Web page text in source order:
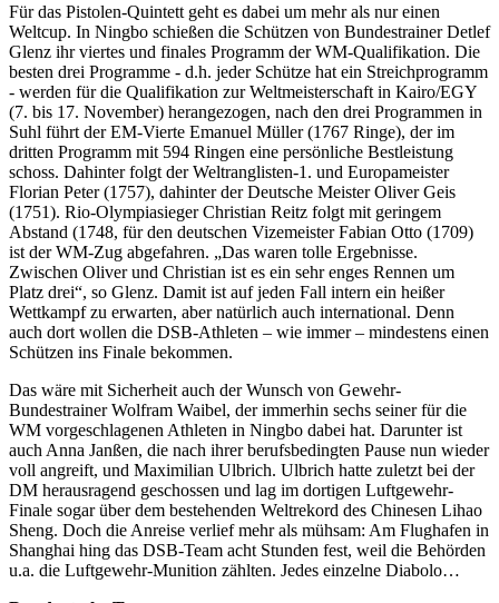
Für das Pistolen-Quintett geht es dabei um mehr als nur einen
Weltcup. In Ningbo schießen die Schützen von Bundestrainer Detlef
Glenz ihr viertes und finales Programm der WM-Qualifikation. Die
besten drei Programme - d.h. jeder Schütze hat ein Streichprogramm
- werden für die Qualifikation zur Weltmeisterschaft in Kairo/EGY
(7. bis 17. November) herangezogen, nach den drei Programmen in
Suhl führt der EM-Vierte Emanuel Müller (1767 Ringe), der im
dritten Programm mit 594 Ringen eine persönliche Bestleistung
schoss. Dahinter folgt der Weltranglisten-1. und Europameister
Florian Peter (1757), dahinter der Deutsche Meister Oliver Geis
(1751). Rio-Olympiasieger Christian Reitz folgt mit geringem
Abstand (1748, für den deutschen Vizemeister Fabian Otto (1709)
ist der WM-Zug abgefahren. „Das waren tolle Ergebnisse.
Zwischen Oliver und Christian ist es ein sehr enges Rennen um
Platz drei“, so Glenz. Damit ist auf jeden Fall intern ein heißer
Wettkampf zu erwarten, aber natürlich auch international. Denn
auch dort wollen die DSB-Athleten – wie immer – mindestens einen
Schützen ins Finale bekommen.
Das wäre mit Sicherheit auch der Wunsch von Gewehr-
Bundestrainer Wolfram Waibel, der immerhin sechs seiner für die
WM vorgeschlagenen Athleten in Ningbo dabei hat. Darunter ist
auch Anna Janßen, die nach ihrer berufsbedingten Pause nun wieder
voll angreift, und Maximilian Ulbrich. Ulbrich hatte zuletzt bei der
DM herausragend geschossen und lag im dortigen Luftgewehr-
Finale sogar über dem bestehenden Weltrekord des Chinesen Lihao
Sheng. Doch die Anreise verlief mehr als mühsam: Am Flughafen in
Shanghai hing das DSB-Team acht Stunden fest, weil die Behörden
u.a. die Luftgewehr-Munition zählten. Jedes einzelne Diabolo…